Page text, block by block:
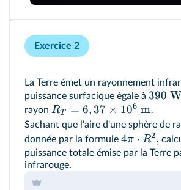
Exercice 2
La Terre émet un rayonnement
puissance surfacique égale à 390
rayon RT = 6,37 × 106 m.
Sachant que l'aire d'une sphère de
donnée par la formule 4π ⋅ R2,
puissance totale émise par la Terre
infrarouge.